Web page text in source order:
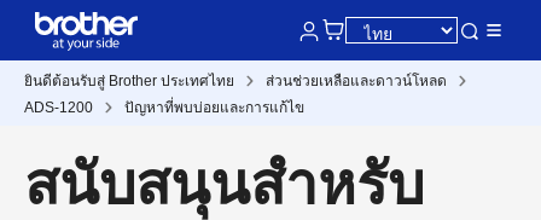
ยินดีต้อนรับสู่ Brother ประเทศไทย
ส่วนช่วยเหลือและดาวน์โหลด
ADS-1200
ปัญหาที่พบบ่อยและการแก้ไข
สนับสนุนสำหรับ